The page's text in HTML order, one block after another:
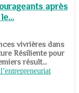
après
vivrières dans
Résiliente pour
résult...